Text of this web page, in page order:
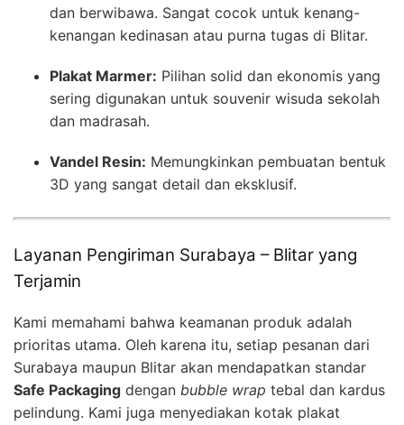
dan berwibawa. Sangat cocok untuk kenang-
kenangan kedinasan atau purna tugas di Blitar.
Plakat Marmer: Pilihan solid dan ekonomis yang
sering digunakan untuk souvenir wisuda sekolah
dan madrasah.
Vandel Resin: Memungkinkan pembuatan bentuk
3D yang sangat detail dan eksklusif.
Layanan Pengiriman Surabaya – Blitar yang
Terjamin
Kami memahami bahwa keamanan produk adalah
prioritas utama. Oleh karena itu, setiap pesanan dari
Surabaya maupun Blitar akan mendapatkan standar
Safe Packaging dengan bubble wrap tebal dan kardus
pelindung. Kami juga menyediakan kotak plakat